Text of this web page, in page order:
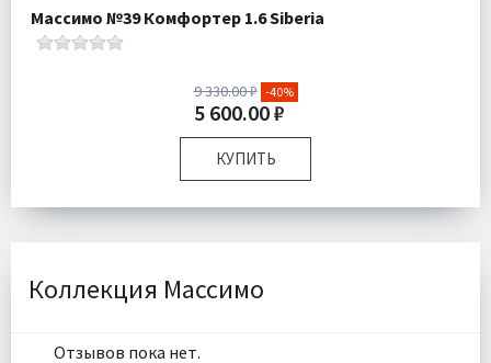
Массимо №39 Комфортер 1.6 Siberia
9 330.00 ₽ -40%
5 600.00 ₽
КУПИТЬ
Размер:
Полутороспальный
Ткань:
Коллекция Массимо
Отзывов пока нет.